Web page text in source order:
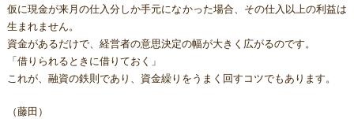
仮に現金が来月の仕入分しか手元になかった場合、その仕入以上の利益は
生まれません。
資金があるだけで、経営者の意思決定の幅が大きく広がるのです。
「借りられるときに借りておく」
これが、融資の鉄則であり、資金繰りをうまく回すコツでもあります。
（藤田）